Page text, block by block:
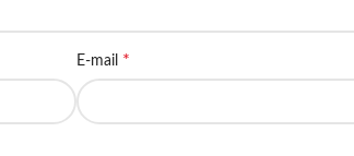
E-mail *